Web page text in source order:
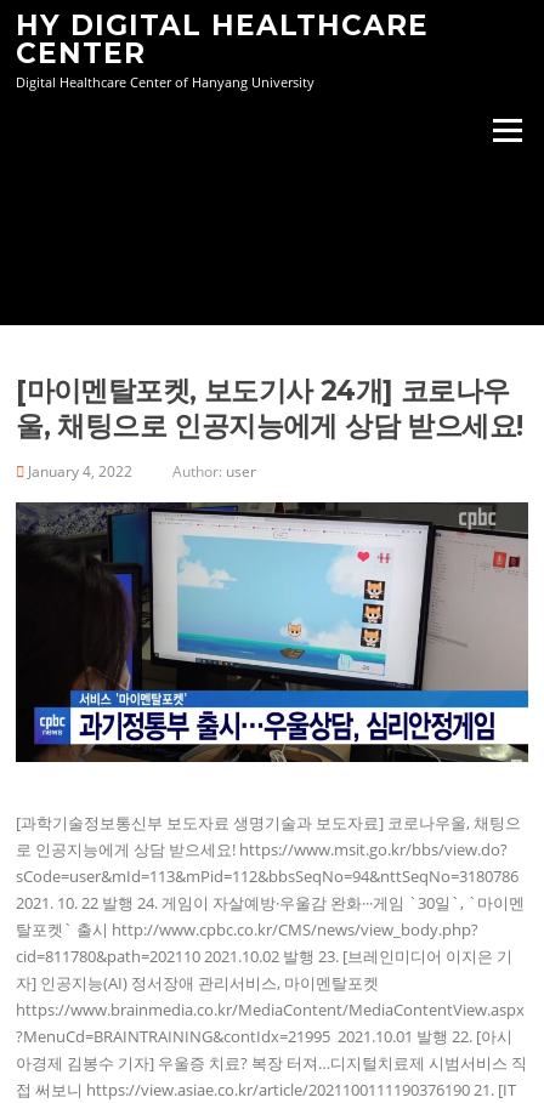
Skip
content
HY DIGITAL HEALTHCARE
CENTER
Digital Healthcare Center of Hanyang University
Menu
[마이멘탈포켓, 보도기사 24개] 코로나우
울, 채팅으로 인공지능에게 상담 받으세요!
January 4, 2022 Author: user
[과학기술정보통신부 보도자료 생명기술과 보도자료] ​코로나우울, 채팅으
로 인공지능에게 상담 받으세요! https://www.msit.go.kr/bbs/view.do?
sCode=user&mId=113&mPid=112&bbsSeqNo=94&nttSeqNo=3180786
2021. 10. 22 발행 24. 게임이 자살예방·우울감 완화···게임 `30일`, `마이멘
탈포켓` 출시 http://www.cpbc.co.kr/CMS/news/view_body.php?
cid=811780&path=202110 2021.10.02 발행 23. [브레인미디어 이지은 기
자] 인공지능(AI) 정서장애 관리서비스, 마이멘탈포켓
https://www.brainmedia.co.kr/MediaContent/MediaContentView.aspx
?MenuCd=BRAINTRAINING&contIdx=21995 ​ 2021.10.01 발행 22. [아시
아경제 김봉수 기자] 우울증 치료? 복장 터져…디지털치료제 시범서비스 직
접 써보니 https://view.asiae.co.kr/article/2021100111190376190 21. [IT